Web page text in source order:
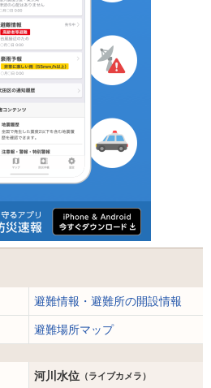
避難情報・避難所の開設情報
避難場所マップ
河川水位 （ライブカメラ）